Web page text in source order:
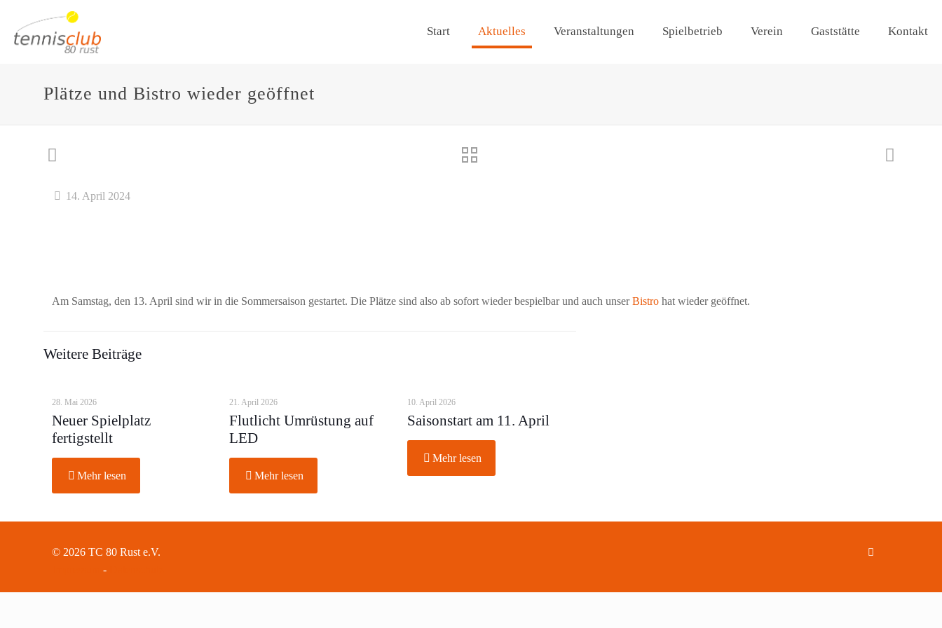
Start Aktuelles Veranstaltungen Spielbetrieb Verein Gaststätte Kontakt
Plätze und Bistro wieder geöffnet
14. April 2024
Am Samstag, den 13. April sind wir in die Sommersaison gestartet. Die Plätze sind also ab sofort wieder bespielbar und auch unserBistro hat wieder geöffnet.
Weitere Beiträge
28. Mai 2026
Neuer Spielplatz
fertigstellt
Mehr lesen
21. April 2026
Flutlicht Umrüstung auf
LED
Mehr lesen
10. April 2026
Saisonstart am 11. April
Mehr lesen
© 2026 TC 80 Rust e.V.
-